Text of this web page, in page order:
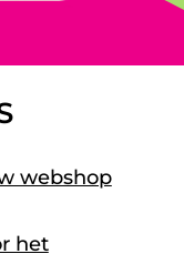
webshop
het